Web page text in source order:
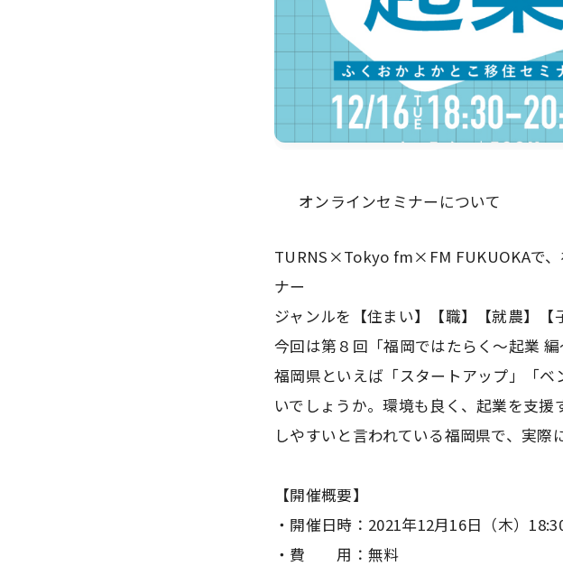
オンラインセミナーについて
TURNS×Tokyo fm×FM FUKUOKAで、
ナー
ジャンルを【住まい】【職】【就農】【
今回は第８回「福岡ではたらく～起業 編
福岡県といえば「スタートアップ」「
いでしょうか。環境も良く、起業を支
しやすいと言われている福岡県で、実際
【開催概要】
・開催日時：2021年12月16日（木）
・費 用：無料